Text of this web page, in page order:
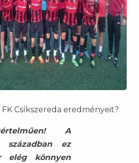
Csíkszereda eredményeit?
A
században ez
elég könnyen